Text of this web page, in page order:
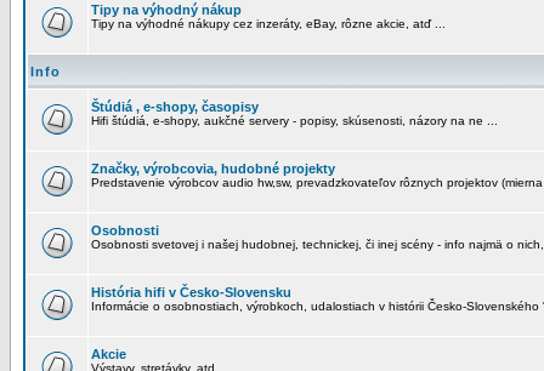
Tipy na výhodný nákup
Tipy na výhodné nákupy cez inzeráty, eBay, rôzne akcie, atď ...
Info
Štúdiá , e-shopy, časopisy
Hifi štúdiá, e-shopy, aukčné servery - popisy, skúsenosti, názory na ne ...
Značky, výrobcovia, hudobné projekty
Predstavenie výrobcov audio hw,sw, prevadzkovateľov rôznych projektov
Osobnosti
Osobnosti svetovej i našej hudobnej, technickej, či inej scény - info najmä o
História hifi v Česko-Slovensku
Informácie o osobnostiach, výrobkoch, udalostiach v histórii Česko-Slovenského
Akcie
Výstavy, stretávky, atd.